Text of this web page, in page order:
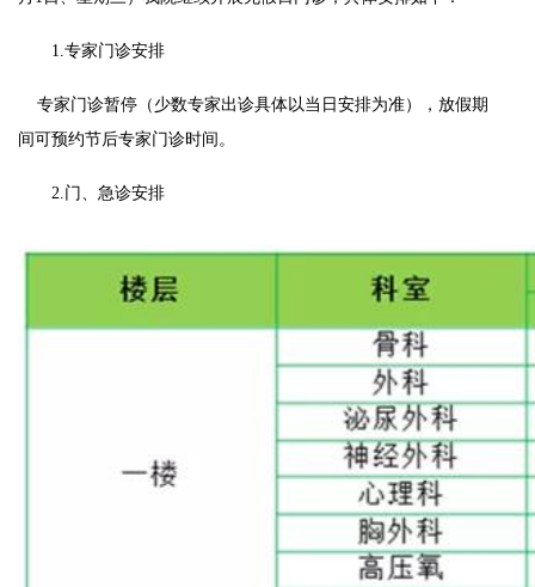
1.专家门诊安排
专家门诊暂停（少数专家出诊具体以当日安排为准），放假期
间可预约节后专家门诊时间。
2.门、急诊安排